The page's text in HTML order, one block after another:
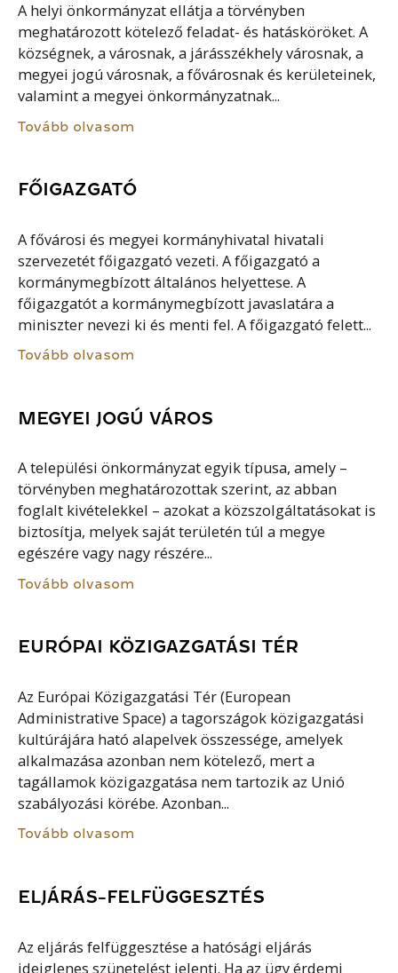
A helyi önkormányzat ellátja a törvényben
meghatározott kötelező feladat- és hatásköröket. A
községnek, a városnak, a járásszékhely városnak, a
megyei jogú városnak, a fővárosnak és kerületeinek,
valamint a megyei önkormányzatnak...
Tovább olvasom
FŐIGAZGATÓ
A fővárosi és megyei kormányhivatal hivatali
szervezetét főigazgató vezeti. A főigazgató a
kormánymegbízott általános helyettese. A
főigazgatót a kormánymegbízott javaslatára a
miniszter nevezi ki és menti fel. A főigazgató felett...
Tovább olvasom
MEGYEI JOGÚ VÁROS
A települési önkormányzat egyik típusa, amely –
törvényben meghatározottak szerint, az abban
foglalt kivételekkel – azokat a közszolgáltatásokat is
biztosítja, melyek saját területén túl a megye
egészére vagy nagy részére...
Tovább olvasom
EURÓPAI KÖZIGAZGATÁSI TÉR
Az Európai Közigazgatási Tér (European
Administrative Space) a tagországok közigazgatási
kultúrájára ható alapelvek összessége, amelyek
alkalmazása azonban nem kötelező, mert a
tagállamok közigazgatása nem tartozik az Unió
szabályozási körébe. Azonban...
Tovább olvasom
ELJÁRÁS-FELFÜGGESZTÉS
Az eljárás felfüggesztése a hatósági eljárás
ideiglenes szünetelést jelenti. Ha az ügy érdemi